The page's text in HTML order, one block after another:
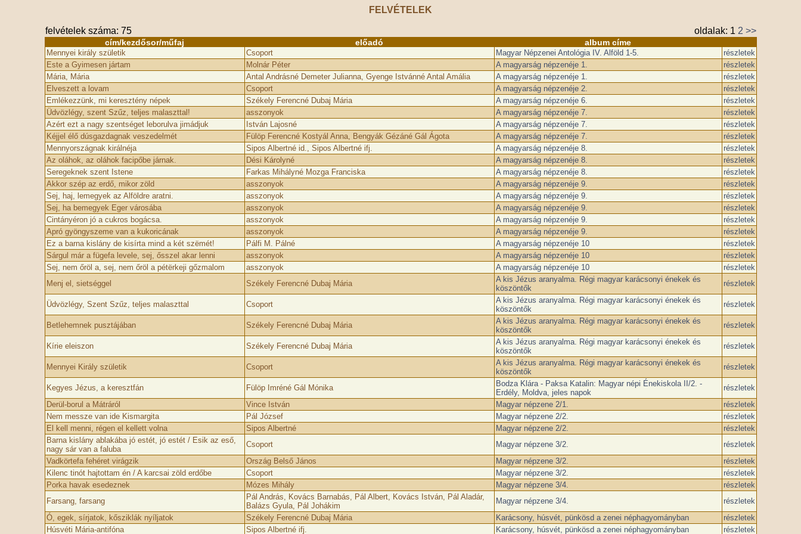
FELVÉTELEK
felvételek száma: 75 oldalak: 1 2 >>
cím/kezdősor/műfaj előadó album címe
Mennyei király születik Csoport Magyar Népzenei Antológia IV. Alföld 1-5.
részletek
Este a Gyimesen jártam
Molnár Péter A magyarság népzenéje 1.
részletek
Mária, Mária
Antal Andrásné Demeter Julianna, Gyenge Istvánné Antal Amália A magyarság népzenéje 1.
részletek
Elveszett a lovam
Csoport A magyarság népzenéje 2.
részletek
Emlékezzünk, mi keresztény népek
Székely Ferencné Dubaj Mária A magyarság népzenéje 6.
részletek
Üdvözlégy, szent Szűz, teljes malaszttal!
asszonyok A magyarság népzenéje 7.
részletek
Azért ezt a nagy szentséget leborulva jimádjuk
István Lajosné A magyarság népzenéje 7.
részletek
Kéjjel élő dúsgazdagnak veszedelmét
Fülöp Ferencné Kostyál Anna, Bengyák Gézáné Gál Ágota A magyarság népzenéje 7.
részletek
Mennyországnak királnéja
Sipos Albertné id., Sipos Albertné ifj. A magyarság népzenéje 8.
részletek
Az oláhok, az oláhok facipőbe járnak.
Dési Károlyné A magyarság népzenéje 8.
részletek
Seregeknek szent Istene
Farkas Mihályné Mozga Franciska A magyarság népzenéje 8.
részletek
Akkor szép az erdő, mikor zöld
asszonyok A magyarság népzenéje 9.
részletek
Sej, haj, lemegyek az Alföldre aratni.
asszonyok A magyarság népzenéje 9.
részletek
Sej, ha bemegyek Eger városába
asszonyok A magyarság népzenéje 9.
részletek
Cintányéron jó a cukros bogácsa.
asszonyok A magyarság népzenéje 9.
részletek
Apró gyöngyszeme van a kukoricának
asszonyok A magyarság népzenéje 9.
részletek
Ez a barna kislány de kisírta mind a két szëmét!
Pálfi M. Pálné A magyarság népzenéje 10
részletek
Sárgul már a fügefa levele, sej, ősszel akar lenni
asszonyok A magyarság népzenéje 10
részletek
Sej, nem őröl a, sej, nem őröl a pétërkeji gőzmalom
asszonyok A magyarság népzenéje 10
részletek
Menj el, sietséggel
Székely Ferencné Dubaj Mária
A kis Jézus aranyalma. Régi magyar karácsonyi énekek és
köszöntők
részletek
Üdvözlégy, Szent Szűz, teljes malaszttal Csoport
A kis Jézus aranyalma. Régi magyar karácsonyi énekek és
köszöntők
részletek
Betlehemnek pusztájában Székely Ferencné Dubaj Mária
A kis Jézus aranyalma. Régi magyar karácsonyi énekek és
köszöntők
részletek
Kírie eleiszon Székely Ferencné Dubaj Mária
A kis Jézus aranyalma. Régi magyar karácsonyi énekek és
köszöntők
részletek
Mennyei Király születik Csoport
A kis Jézus aranyalma. Régi magyar karácsonyi énekek és
köszöntők
részletek
Kegyes Jézus, a keresztfán Fülöp Imréné Gál Mónika
Bodza Klára - Paksa Katalin: Magyar népi Énekiskola II/2. -
Erdély, Moldva, jeles napok
részletek
Derül-borul a Mátráról
Vince István Magyar népzene 2/1.
részletek
Nem messze van ide Kismargita
Pál József Magyar népzene 2/2.
részletek
El kell menni, régen el kellett volna
Sipos Albertné Magyar népzene 2/2.
részletek
Barna kislány ablakába jó estét, jó estét / Esik az eső,
nagy sár van a faluba
Csoport Magyar népzene 3/2.
részletek
Vadkörtefa fehéret virágzik
Ország Belső János Magyar népzene 3/2.
részletek
Kilenc tinót hajtottam én / A karcsai zöld erdőbe
Csoport Magyar népzene 3/2.
részletek
Porka havak esedeznek
Mózes Mihály Magyar népzene 3/4.
részletek
Farsang, farsang
Pál András, Kovács Barnabás, Pál Albert, Kovács István, Pál Aladár,
Balázs Gyula, Pál Johákim
Magyar népzene 3/4.
részletek
Ó, egek, sírjatok, kősziklák nyíljatok
Székely Ferencné Dubaj Mária Karácsony, húsvét, pünkösd a zenei néphagyományban
részletek
Húsvéti Mária-antifóna
Sipos Albertné ifj. Karácsony, húsvét, pünkösd a zenei néphagyományban részletek